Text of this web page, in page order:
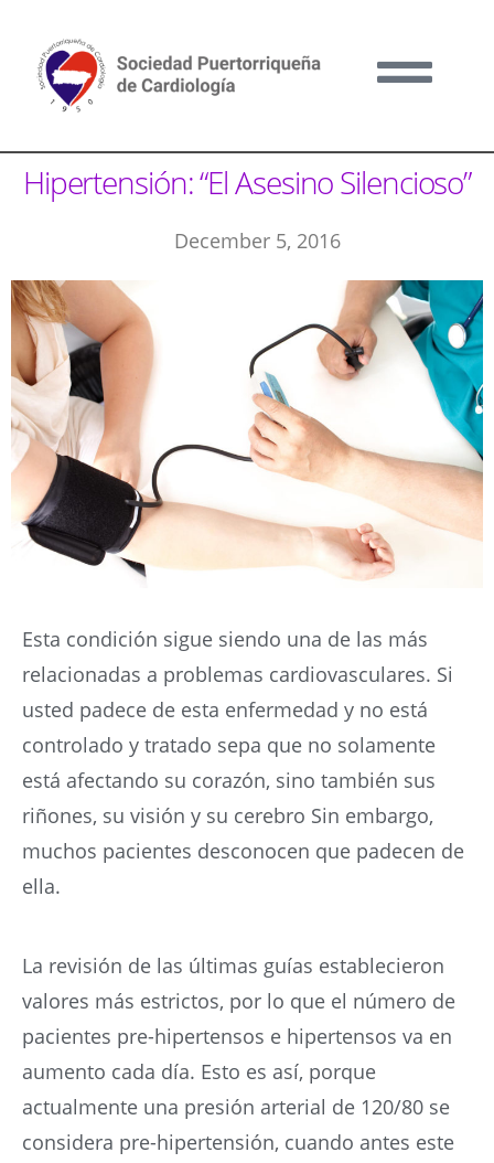
Hipertensión: “El Asesino Silencioso”
December 5, 2016
Esta condición sigue siendo una de las más
relacionadas a problemas cardiovasculares. Si
usted padece de esta enfermedad y no está
controlado y tratado sepa que no solamente
está afectando su corazón, sino también sus
riñones, su visión y su cerebro Sin embargo,
muchos pacientes desconocen que padecen de
ella.
La revisión de las últimas guías establecieron
valores más estrictos, por lo que el número de
pacientes pre-hipertensos e hipertensos va en
aumento cada día. Esto es así, porque
actualmente una presión arterial de 120/80 se
considera pre-hipertensión, cuando antes este